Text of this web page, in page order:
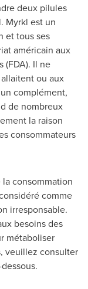
deux pilules
Myrkl est un
et tous ses
américain aux
(FDA). Il ne
ou aux
complément,
de nombreux
la raison
consommateurs
consommation
comme
irresponsable.
besoins des
métaboliser
veuillez consulter